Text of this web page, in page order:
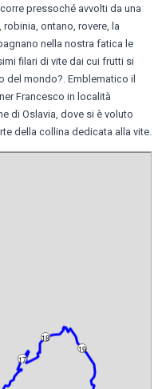
pressoché avvolti da una
ontano, rovere, la
nella nostra fatica le
filari di vite dai cui frutti si
del mondo?. Emblematico il
Francesco in località
di Oslavia, dove si è voluto
della collina dedicata alla vite.
18
17
19